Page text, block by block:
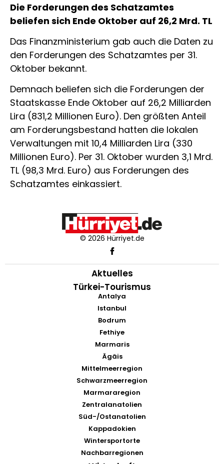
Die Forderungen des Schatzamtes
beliefen sich Ende Oktober auf 26,2 Mrd. TL
Das Finanzministerium gab auch die Daten zu
den Forderungen des Schatzamtes per 31.
Oktober bekannt.
Demnach beliefen sich die Forderungen der
Staatskasse Ende Oktober auf 26,2 Milliarden
Lira (831,2 Millionen Euro). Den größten Anteil
am Forderungsbestand hatten die lokalen
Verwaltungen mit 10,4 Milliarden Lira (330
Millionen Euro). Per 31. Oktober wurden 3,1 Mrd.
TL (98,3 Mrd. Euro) aus Forderungen des
Schatzamtes einkassiert.
© 2026 Hürriyet.de
Aktuelles
Türkei-Tourismus
Antalya
Istanbul
Bodrum
Fethiye
Marmaris
Ägäis
Mittelmeerregion
Schwarzmeerregion
Marmararegion
Zentralanatolien
Süd-/Ostanatolien
Kappadokien
Wintersportorte
Nachbarregionen